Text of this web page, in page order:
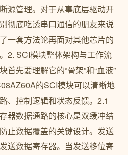
源管理。对于从事底层驱动开
彻底吃透串口通信的朋友来说
一套方法论再面对其他芯片的
2. SCI模块整体架构与工作流
先要理解它的“骨架”和“血液”
的SCI模块可以清晰地
、控制逻辑和状态反馈。2.1
器数据通路的核心是双缓冲结
止数据覆盖的关键设计。发送
送数据寄存器。当发送移位寄